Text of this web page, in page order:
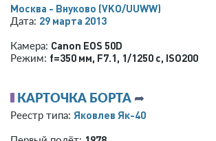
Москва - Внуково (VKO/UUWW)
Дата: 29 марта 2013
Камера: Canon EOS 50D
Режим: f=350 мм, F7.1, 1/1250 с, ISO200
КАРТОЧКА БОРТА ➦
Реестр типа: Яковлев Як-40